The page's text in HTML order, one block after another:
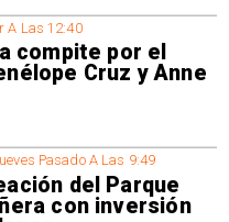
A Las 12:40
compite por el
Cruz y Anne
Pasado A Las 9:49
del Parque
con inversión